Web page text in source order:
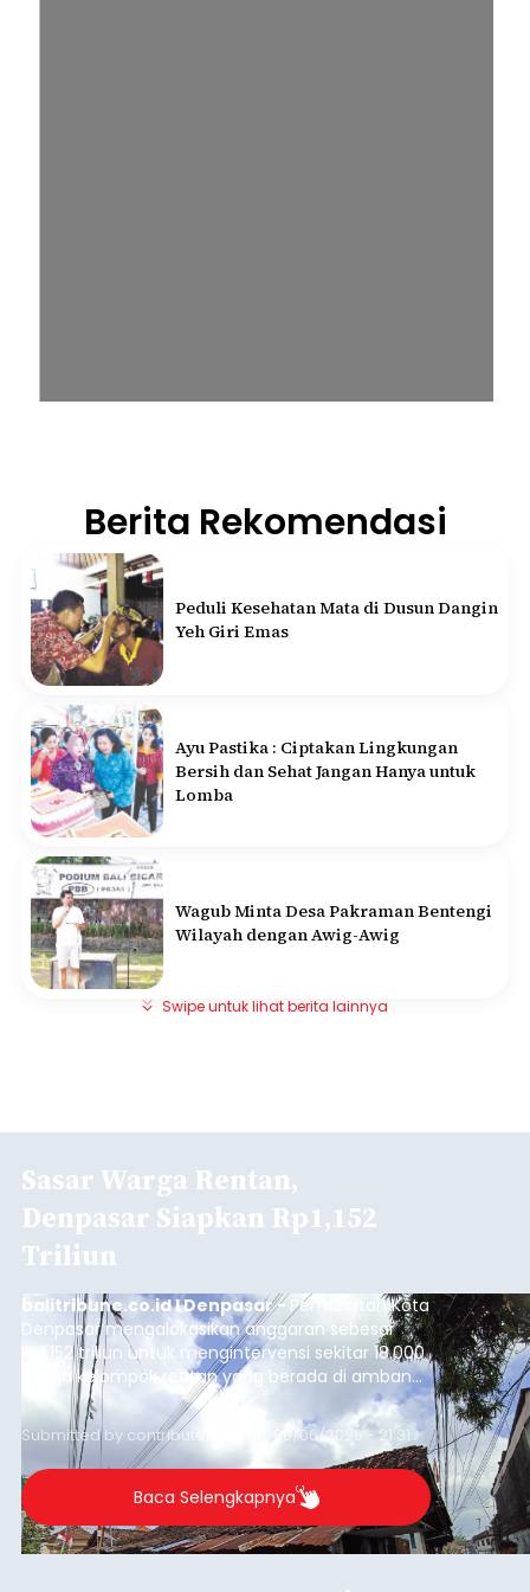
Berita Rekomendasi
Peduli Kesehatan Mata di Dusun Dangin
Yeh Giri Emas
Ayu Pastika : Ciptakan Lingkungan
Bersih dan Sehat Jangan Hanya untuk
Lomba
Wagub Minta Desa Pakraman Bentengi
Wilayah dengan Awig-Awig
Swipe untuk lihat berita lainnya
Sasar Warga Rentan,
Denpasar Siapkan Rp1,152
Triliun
balitribune.co.id I Denpasar - Pemerintah Kota
Denpasar mengalokasikan anggaran sebesar
Rp1,152 triliun untuk mengintervensi sekitar 18.000
warga kelompok rentan yang berada di ambang
garis kemiskinan. Langkah strategis ini diambil
guna menjaga masyarakat yang berada pada
kelompok desil 5 dan 6 tersebut agar tidak
merosot ke kategori miskin.
Submitted by contributor Thu, 08/06/2026 - 21:31
Baca Selengkapnya